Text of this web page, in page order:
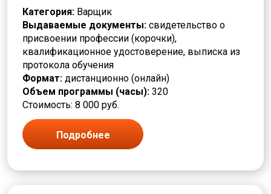
Сушильщик
Сфера услуг
Съемщик
Текстильная промышленность
Травильщик
Уборщик
Укладчик
Управление и администрирование
Установщик
Формовщик
Категория: Варщик
Выдаваемые документы: свидетельство о
присвоении профессии (корочки),
квалификационное удостоверение, выписка из
протокола обучения
Формат: дистанционно (онлайн)
Объем программы (часы): 320
Стоимость: 8 000 руб.
Подробнее